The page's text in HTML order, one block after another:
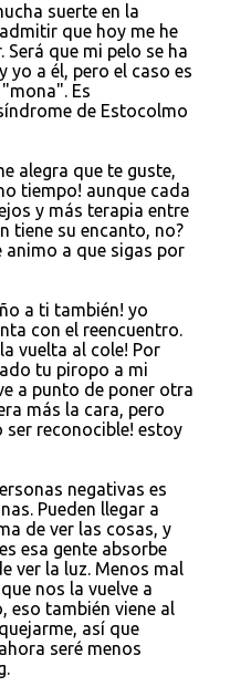
suerte en la
que hoy me he
que mi pelo se ha
yo a él, pero el caso es
Es
de Estocolmo
alegra que te guste,
tiempo! aunque cada
y más terapia entre
tiene su encanto, no?
animo a que sigas por
a ti también! yo
con el reencuentro.
vuelta al cole! Por
tu piropo a mi
a punto de poner otra
más la cara, pero
ser reconocible! estoy
negativas es
Pueden llegar a
de ver las cosas, y
esa gente absorbe
ver la luz. Menos mal
nos la vuelve a
eso también viene al
así que
seré menos